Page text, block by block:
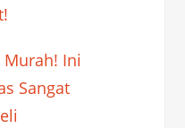
Murah! Ini
Sangat